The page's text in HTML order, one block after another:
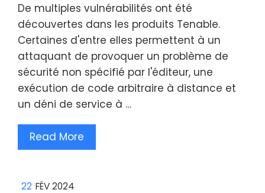
De multiples vulnérabilités ont été
découvertes dans les produits Tenable.
Certaines d'entre elles permettent à un
attaquant de provoquer un problème de
sécurité non spécifié par l'éditeur, une
exécution de code arbitraire à distance et
un déni de service à …
Read More
22 FÉV 2024